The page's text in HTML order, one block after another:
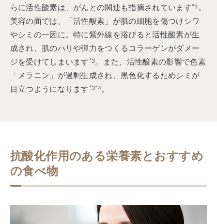
らに活性酸素は、がんとの関連も指摘されています*1 。
美容の面では、「活性酸素」が肌の細胞を傷つけシワ
やシミの一因に。特に紫外線を浴びると活性酸素が生
成され、肌のハリや弾力をつくるコラーゲンがダメー
ジを受けてしまいます*3。また、活性酸素の影響で色素
「メラニン」が過剰生成され、黒色化するためシミが
目立つようになります*3*4。
抗酸化作用のある栄養素とおすすめ
の食べ物